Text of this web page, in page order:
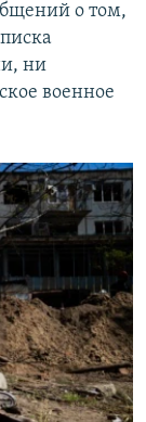
о том,
ни
военное